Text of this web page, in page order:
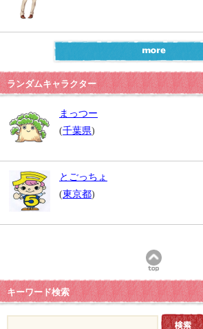
ランダムキャラクター
まっつー
(千葉県)
とごっちょ
(東京都)
キーワード検索